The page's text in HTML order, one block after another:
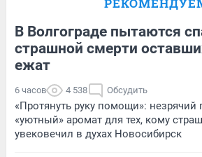
В Волгограде пытаются
страшной смерти
ежат
6 часов 4 538 Обсудить
«Протянуть руку помощи»:
«уютный» аромат для тех, кому
увековечил в духах Новосибирск